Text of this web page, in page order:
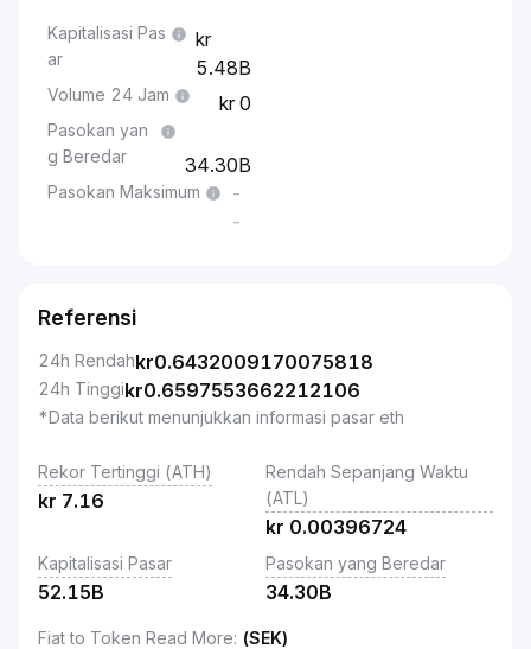
Kapitalisasi Pas
ar
5.48B
Volume 24 Jam 0
Pasokan yan
g Beredar
34.30B
Pasokan Maksimum
-
-
Referensi
24h Rendahkr0.6432009170075818
24h Tinggikr0.6597553662212106
*Data berikut menunjukkan informasi pasar eth
Rekor Tertinggi (ATH)
kr 7.16
Rendah Sepanjang Waktu
(ATL)
kr 0.00396724
Kapitalisasi Pasar
52.15B
Pasokan yang Beredar
34.30B
Fiat to Token Read More: (SEK)